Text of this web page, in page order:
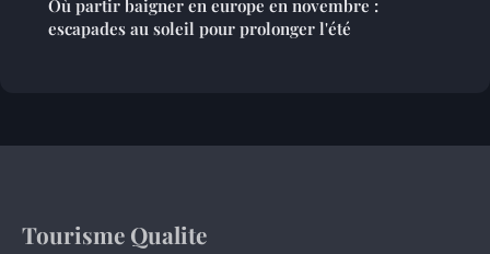
Où partir baigner en europe en novembre :
escapades au soleil pour prolonger l'été
Tourisme Qualite